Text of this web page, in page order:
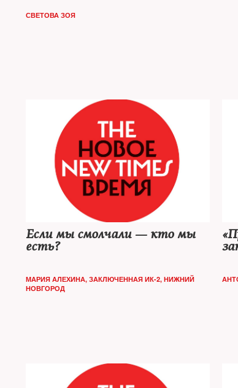
СВЕТОВА ЗОЯ
Если мы смолчали — кто мы
есть?
МАРИЯ АЛЕХИНА, ЗАКЛЮЧЕННАЯ ИК-2, НИЖНИЙ
НОВГОРОД